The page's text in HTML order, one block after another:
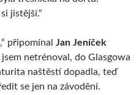
jistější.“
připomínal Jan Jeníček
netrénoval, do Glasgowa
naštěstí dopadla, teď
se jen na závodění.